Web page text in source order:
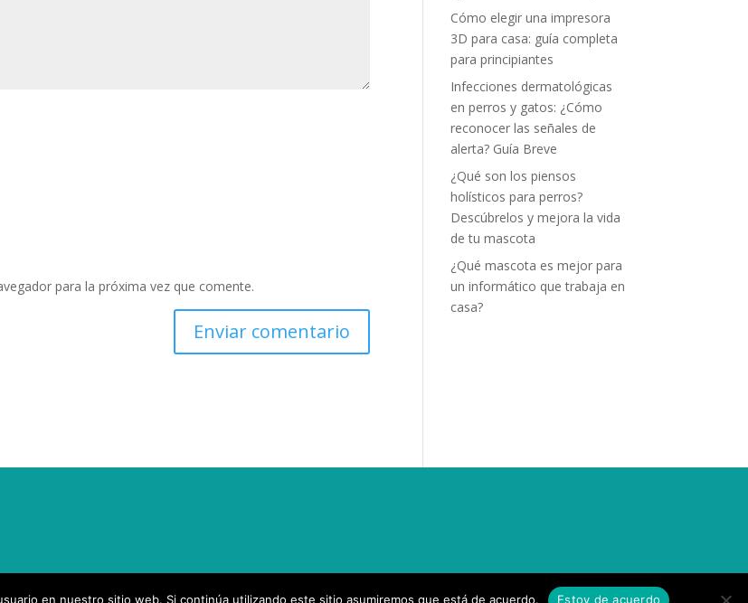
para la próxima vez que comente.
Cómo elegir una impresora
3D para casa: guía completa
para principiantes
Infecciones dermatológicas
en perros y gatos: ¿Cómo
reconocer las señales de
alerta? Guía Breve
¿Qué son los piensos
holísticos para perros?
Descúbrelos y mejora la vida
de tu mascota
¿Qué mascota es mejor para
un informático que trabaja en
casa?
en nuestro sitio web. Si continúa utilizando este sitio asumiremos que está de acuerdo. Estoy de acuerdo